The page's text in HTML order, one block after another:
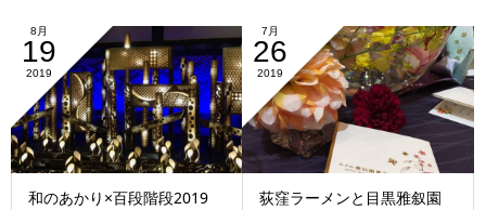
8月
19
2019
和のあかり×百段階段2019
7月
26
2019
荻窪ラーメンと目黒雅叙園